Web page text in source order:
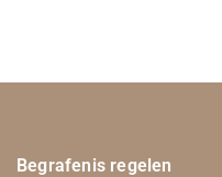
Begrafenis regelen